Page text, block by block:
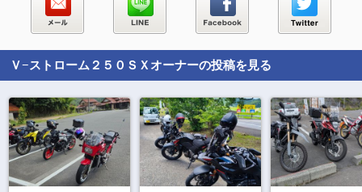
Ｖ−ストローム２５０ＳＸ オーナーの投稿を見る